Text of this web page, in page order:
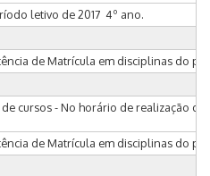
letivo de 2017 ­ 4º ano.
de Matrícula em disciplinas do
cursos - No horário de realização
de Matrícula em disciplinas do